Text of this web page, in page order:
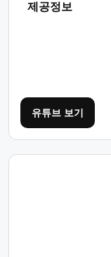
제공정보
유튜브 보기